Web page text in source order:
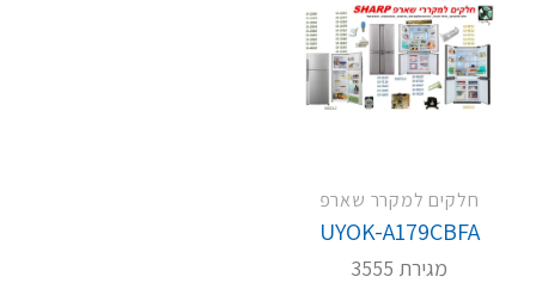
חלקים למקרר שארפ
UYOK-A179CBFA
מגירת 3555